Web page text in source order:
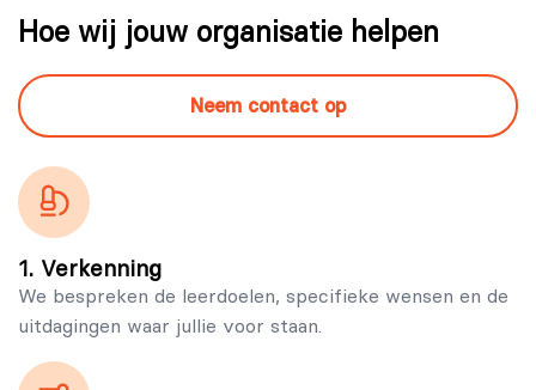
Hoe wij jouw organisatie helpen
Neem contact op
1. Verkenning
We bespreken de leerdoelen, specifieke wensen en de
uitdagingen waar jullie voor staan.